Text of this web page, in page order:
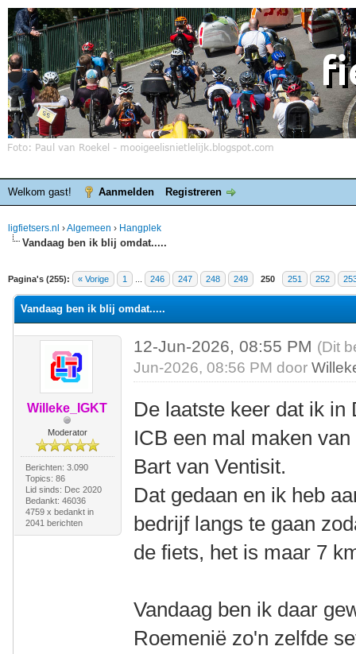
Welkom gast! Aanmelden Registreren
ligfietsers.nl ›Algemeen › Hangplek
Vandaag ben ik blij omdat.....
Pagina's (255): « Vorige 1 246 247 248 249 250 251 252
waardering is 4.25
Vandaag ben ik blij omdat.....
Willeke_IGKT
Moderator
Berichten: 3.090
Topics: 86
Lid sinds: Dec 2020
Bedankt: 46036
4759 x bedankt in
2041 berichten
12-Jun-2026, 08:55 PM (Dit
Jun-2026, 08:56 PM door
De laatste keer dat ik
ICB een mal maken
Bart van Ventisit.
Dat gedaan en ik heb
bedrijf langs te gaan
de fiets, het is maar 7
Vandaag ben ik daar
Roemenië zo'n zelfde